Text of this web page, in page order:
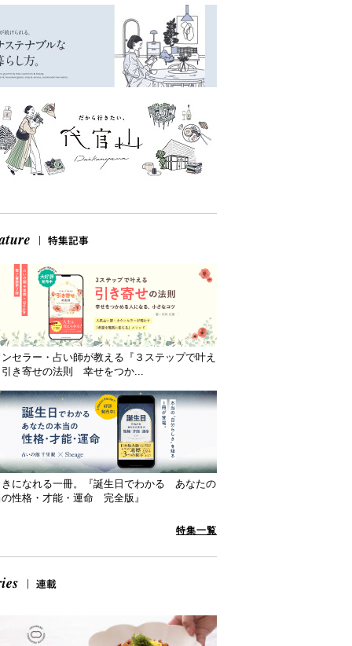
セラー・占い師が教える『３ステップで叶え
き寄せの法則 幸せをつか...
きになれる一冊。『誕生日でわかる あなたの
性格・才能・運命 完全版』
特集一覧